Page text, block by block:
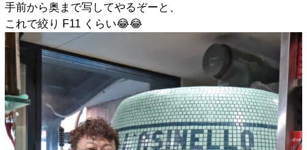
手前から奥まで写してやるぞーと、
これで絞り F11 くらい😂😂